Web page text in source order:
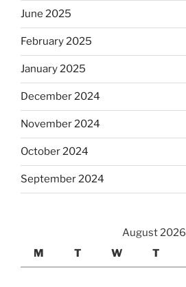
June 2025
February 2025
January 2025
December 2024
November 2024
October 2024
September 2024
August 2026
M
T W T